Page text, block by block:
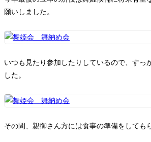
願いしました。
いつも見たり参加したりしているので、すっ
した。
その間、親御さん方には食事の準備をしても